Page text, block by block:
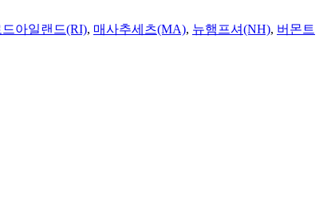
드아일랜드(RI), 매사추세츠(MA), 뉴햄프셔(NH), 버몬트